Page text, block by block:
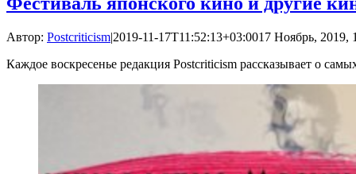
Автор: Postcriticism|2019-11-17T11:52:13+03:0017 Ноябрь, 2019,
Каждое воскресенье редакция Postcriticism рассказывает о